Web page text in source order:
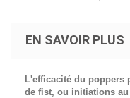
EN SAVOIR PLUS
L'efficacité du poppers
de fist, ou initiations au